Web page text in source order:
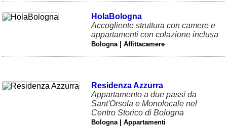
HolaBologna
Accogliente struttura con camere e
appartamenti con colazione inclusa
Bologna | Affittacamere
Residenza Azzurra
Appartamento a due passi da
Sant'Orsola e Monolocale nel
Centro Storico di Bologna
Bologna | Appartamenti